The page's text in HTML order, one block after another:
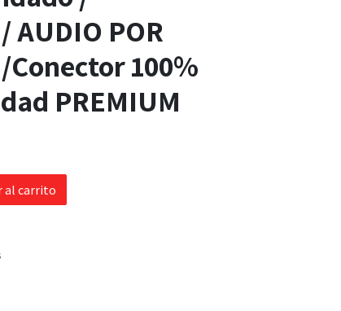
AUDIO POR
Conector 100%
PREMIUM
al carrito